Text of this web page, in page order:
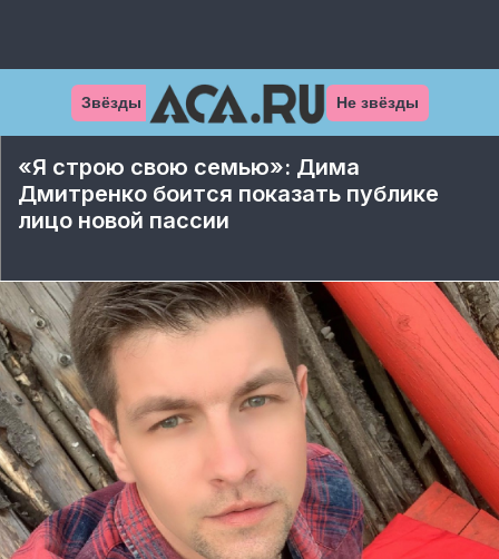
Звёзды Не звёзды
«Я строю свою семью»: Дима
Дмитренко боится показать публике
лицо новой пассии